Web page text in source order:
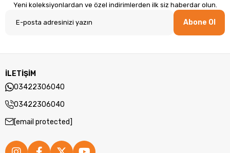
Yeni koleksiyonlardan ve özel indirimlerden ilk siz haberdar olun.
Abone Ol
İLETİŞİM
03422306040
03422306040
[email protected]